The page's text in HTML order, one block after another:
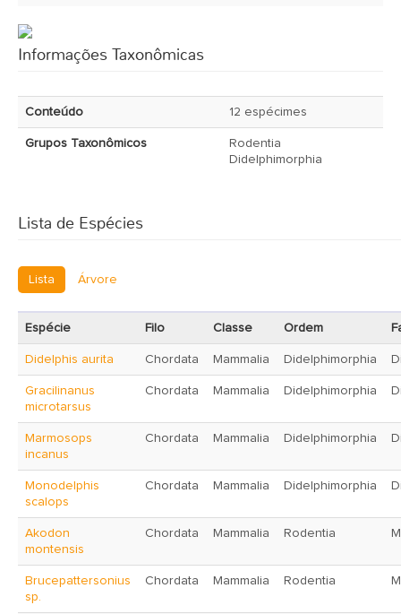
Informações Taxonômicas
Conteúdo 12 espécimes
Grupos Taxonômicos
Rodentia
Didelphimorphia
Lista de Espécies
Lista Árvore
Espécie Filo Classe Ordem
Didelphis aurita Chordata Mammalia Didelphimorphia
Gracilinanus
microtarsus
Chordata Mammalia Didelphimorphia
Marmosops
incanus
Chordata Mammalia Didelphimorphia
Monodelphis
scalops
Chordata Mammalia Didelphimorphia
Akodon
montensis
Chordata Mammalia Rodentia
Brucepattersonius
sp.
Chordata Mammalia Rodentia